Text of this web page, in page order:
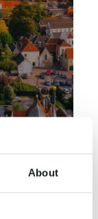
About